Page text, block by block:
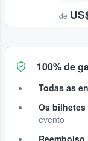
de
100% de
Todas as
Os
evento